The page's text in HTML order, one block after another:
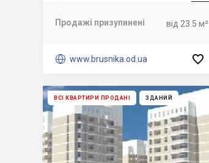
від 23.5 м²
Продажі призупинені
 www.brusnika.od.ua 
ВСІ КВАРТИРИ ПРОДАНІ ЗДАНИЙ